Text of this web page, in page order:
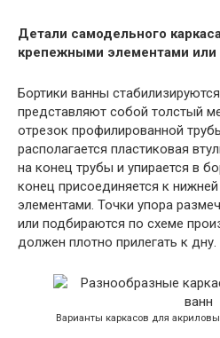
Детали самодельного
крепежными элементами или
Бортики ванны
представляют собой толстый
отрезок профилированной
располагается пластиковая
на конец трубы и упирается в
конец присоединяется к
элементами. Точки упора
или подбираются по схеме
должен плотно прилегать к дну.
Варианты каркасов для